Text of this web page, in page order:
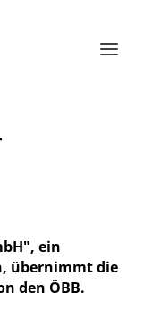
ein
übernimmt die
den ÖBB.